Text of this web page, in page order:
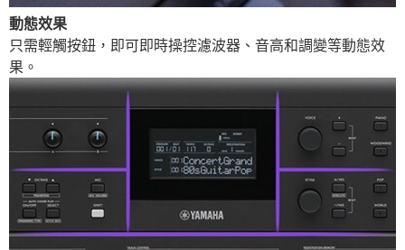
動態效果
只需輕觸按鈕，即可即時操控濾波器、音高和調變等動態效
果。